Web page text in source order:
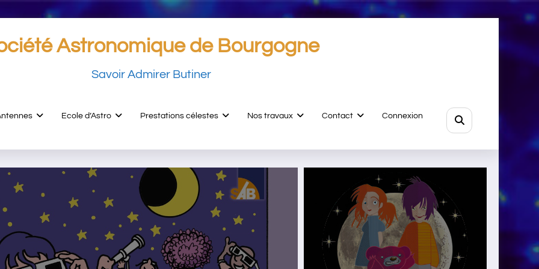
Astronomique de Bourgogne
Savoir Admirer Butiner
Ecole d’Astro Prestations célestes Nos travaux Contact Connexion